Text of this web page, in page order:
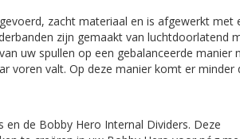
zacht materiaal en is afgewerkt met
zijn gemaakt van luchtdoorlatend
uw spullen op een gebalanceerde manier
voren valt. Op deze manier komt er minder
de Bobby Hero Internal Dividers. Deze